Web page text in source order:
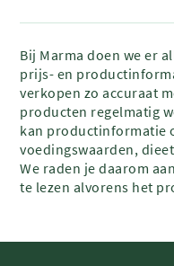
Bij Marma doen we er
prijs- en
verkopen zo accuraat
producten regelmatig
kan productinformatie
voedingswaarden,
We raden je daarom
te lezen alvorens het